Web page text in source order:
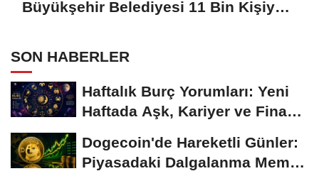
Büyükşehir Belediyesi 11 Bin Kişiye
SON HABERLER
Haftalık Burç Yorumları: Yeni
Haftada Aşk, Kariyer ve Finans
Dogecoin'de Hareketli Günler:
Piyasadaki Dalgalanma Meme